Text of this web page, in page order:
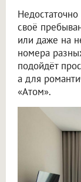
своё
или даже на
номера
подойдёт
а для
«Атом».